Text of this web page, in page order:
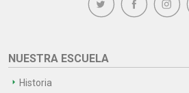
NUESTRA ESCUELA
Historia